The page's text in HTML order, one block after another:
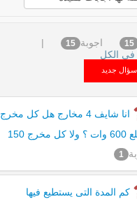
15 اجوبة 15
|
فى الكل
انا شايف 4 مخارج هل كل مخرج
150
1
كم المدة التى يستطيع فيها